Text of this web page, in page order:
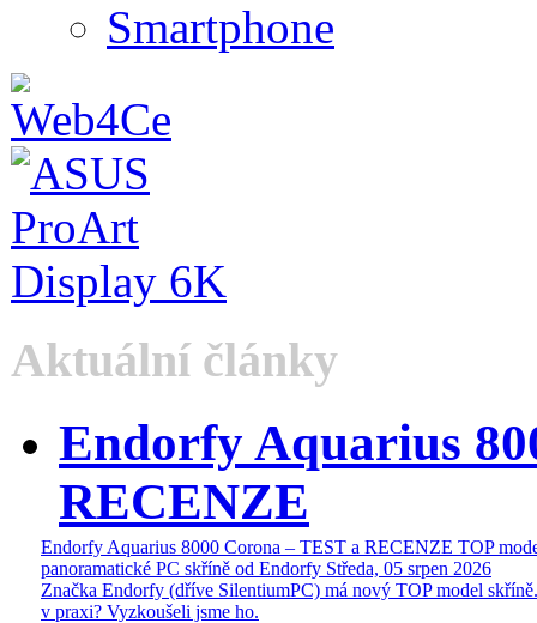
Smartphone
Aktuální články
Endorfy Aquarius
RECENZE
Endorfy Aquarius 8000 Corona – TEST a RECENZE TOP
panoramatické PC skříně od Endorfy Středa, 05 srpen 2026
Značka Endorfy (dříve SilentiumPC) má nový TOP model
v praxi? Vyzkoušeli jsme ho.